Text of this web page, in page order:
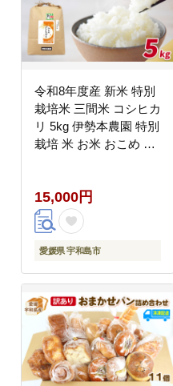
令和8年度産 新米 特別
栽培米 三間米 コシヒカ
リ 5kg 伊勢本農園 特別
栽培 米 お米 おこめ ご
ンド米 ふっくら ツヤツ
ヤ 甘い 粘り 美味しい
ライス 農家直送 産地直
送 数量限定 国産 愛媛
15,000円
愛媛県 宇和島市